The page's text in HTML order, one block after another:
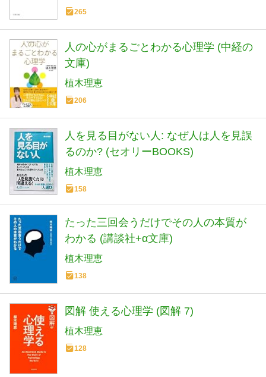
265
人の心がまるごとわかる心理学 (中経の
文庫)
植木理恵
206
人を見る目がない人: なぜ人は人を見誤
るのか? (セオリーBOOKS)
植木理恵
158
たった三回会うだけでその人の本質が
わかる (講談社+α文庫)
植木理恵
138
図解 使える心理学 (図解 7)
植木理恵
128